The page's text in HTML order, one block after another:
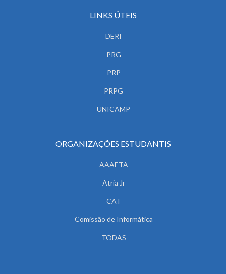
LINKS ÚTEIS
DERI
PRG
PRP
PRPG
UNICAMP
ORGANIZAÇÕES ESTUDANTIS
AAAETA
Atria Jr
CAT
Comissão de Informática
TODAS